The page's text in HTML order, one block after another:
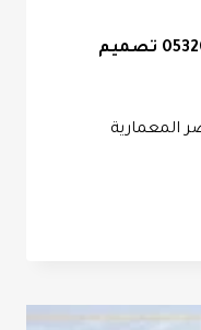
حداد برجولات الرياض ت: 0532068305 تصميم
المعمارية